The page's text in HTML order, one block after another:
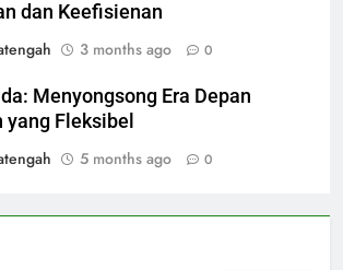
dan Keefisienan
3 months ago 0
Menyongsong Era Depan
yang Fleksibel
5 months ago 0